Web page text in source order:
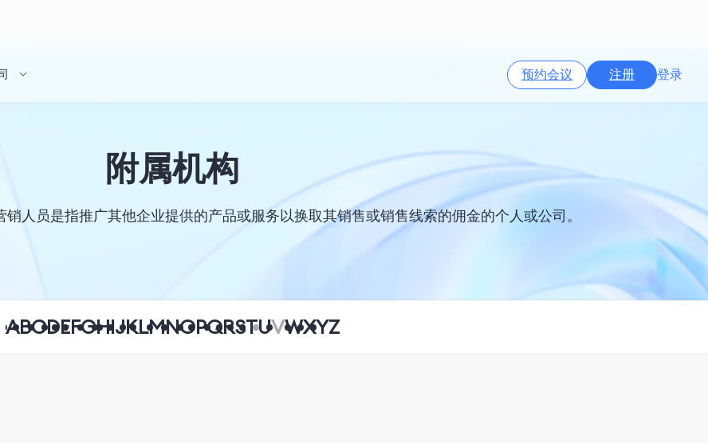
预约会议 注册 登录
附属机构
人员是指推广其他企业提供的产品或服务以换取其销售或销售线索的佣金的个人或公司。
ABCDEFGHIJKLMNOPQRSTUVWXYZ